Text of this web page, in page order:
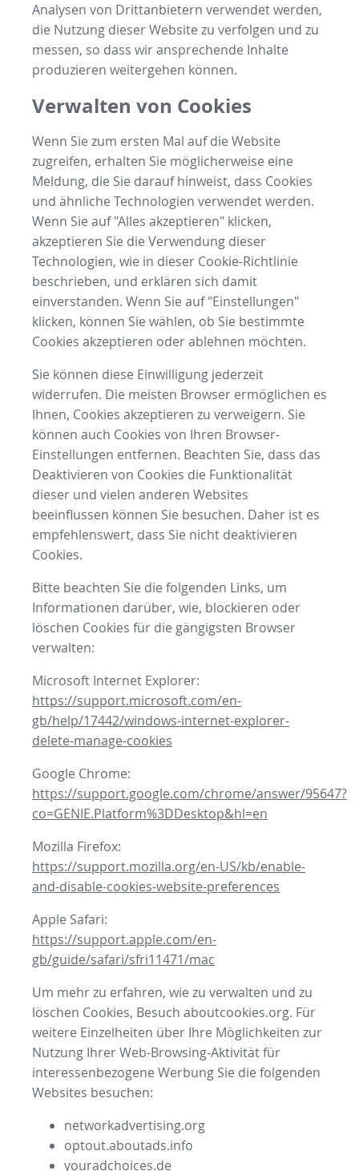
Analysen von Drittanbietern verwendet werden,
die Nutzung dieser Website zu verfolgen und zu
messen, so dass wir ansprechende Inhalte
produzieren weitergehen können.
Verwalten von Cookies
Wenn Sie zum ersten Mal auf die Website
zugreifen, erhalten Sie möglicherweise eine
Meldung, die Sie darauf hinweist, dass Cookies
und ähnliche Technologien verwendet werden.
Wenn Sie auf "Alles akzeptieren" klicken,
akzeptieren Sie die Verwendung dieser
Technologien, wie in dieser Cookie-Richtlinie
beschrieben, und erklären sich damit
einverstanden. Wenn Sie auf "Einstellungen"
klicken, können Sie wählen, ob Sie bestimmte
Cookies akzeptieren oder ablehnen möchten.
Sie können diese Einwilligung jederzeit
widerrufen. Die meisten Browser ermöglichen es
Ihnen, Cookies akzeptieren zu verweigern. Sie
können auch Cookies von Ihren Browser-
Einstellungen entfernen. Beachten Sie, dass das
Deaktivieren von Cookies die Funktionalität
dieser und vielen anderen Websites
beeinflussen können Sie besuchen. Daher ist es
empfehlenswert, dass Sie nicht deaktivieren
Cookies.
Bitte beachten Sie die folgenden Links, um
Informationen darüber, wie, blockieren oder
löschen Cookies für die gängigsten Browser
verwalten:
Microsoft Internet Explorer:
https://support.microsoft.com/en-
gb/help/17442/windows-internet-explorer-
delete-manage-cookies
Google Chrome:
https://support.google.com/chrome/answer/95647?
co=GENIE.Platform%3DDesktop&hl=en
Mozilla Firefox:
https://support.mozilla.org/en-US/kb/enable-
and-disable-cookies-website-preferences
Apple Safari:
https://support.apple.com/en-
gb/guide/safari/sfri11471/mac
Um mehr zu erfahren, wie zu verwalten und zu
löschen Cookies, Besuch aboutcookies.org. Für
weitere Einzelheiten über Ihre Möglichkeiten zur
Nutzung Ihrer Web-Browsing-Aktivität für
interessenbezogene Werbung Sie die folgenden
Websites besuchen:
networkadvertising.org
optout.aboutads.info
youradchoices.de